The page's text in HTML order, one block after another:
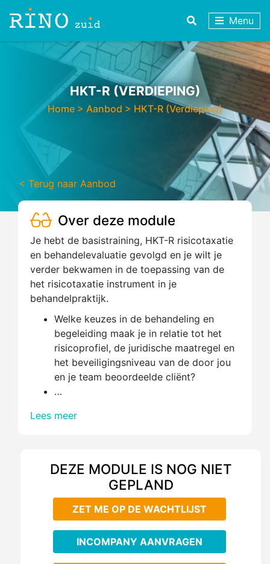
Menu
HKT-R (VERDIEPING)
Home > Aanbod > HKT-R (Verdieping)
< Terug naar Aanbod
Over deze module
Je hebt de basistraining, HKT-R risicotaxatie
en behandelevaluatie gevolgd en je wilt je
verder bekwamen in de toepassing van de
het risicotaxatie instrument in je
behandelpraktijk.
Welke keuzes in de behandeling en
begeleiding maak je in relatie tot het
risicoprofiel, de juridische maatregel en
het beveiligingsniveau van de door jou
en je team beoordeelde cliënt?
…
Lees meer
DEZE MODULE IS NOG NIET
GEPLAND
ZET ME OP DE WACHTLIJST
INCOMPANY AANVRAGEN